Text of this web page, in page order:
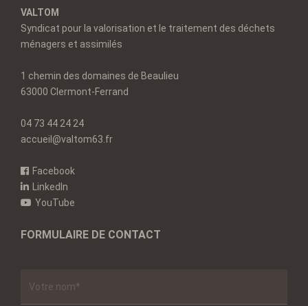
VALTOM
Syndicat pour la valorisation et le traitement des déchets
ménagers et assimilés
1 chemin des domaines de Beaulieu
63000 Clermont-Ferrand
04 73 44 24 24
accueil@valtom63.fr
Facebook
LinkedIn
YouTube
FORMULAIRE DE CONTACT